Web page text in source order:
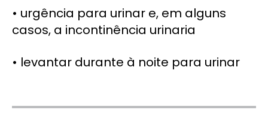
• urgência para urinar e, em alguns
casos, a incontinência urinaria
• levantar durante à noite para urinar